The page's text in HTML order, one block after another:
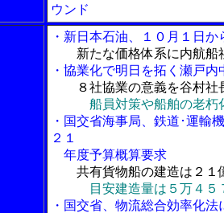
ウンド
・新日本石油、１０月１日
新たな価格体系に内航船
・協業化で明日を拓く瀬戸内
８社協業の意義を谷村社
船員対策や船舶の老朽
・国交省海事局、鉄道･運輸
２１
年度予算概算要求
共有貨物船の建造は２１
目安建造量は５万４５
・国交省、物流総合効率化